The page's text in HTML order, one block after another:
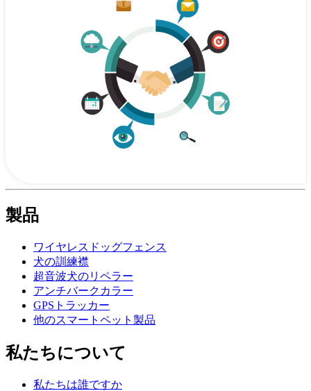
製品
ワイヤレスドッグフェンス
犬の訓練襟
超音波犬のリペラー
アンチバークカラー
GPSトラッカー
他のスマートペット製品
私たちについて
私たちは誰ですか